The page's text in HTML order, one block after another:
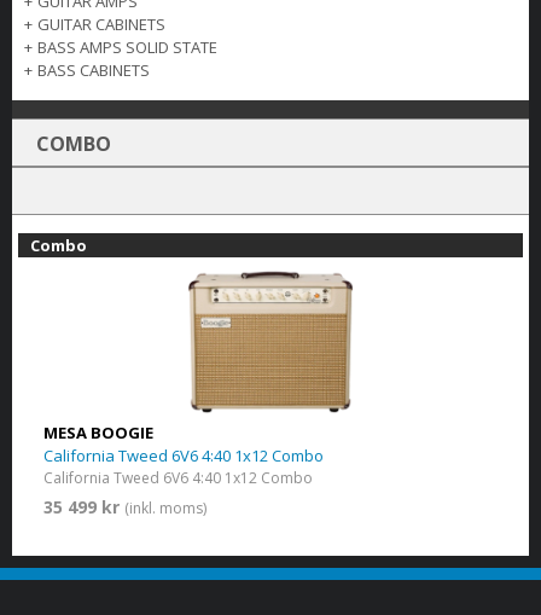
KONTAKT
+ GUITAR CABINETS
+ BASS AMPS SOLID STATE
+ BASS CABINETS
COMBO
Combo
MESA BOOGIE
California Tweed 6V6 4:40 1x12 Combo
California Tweed 6V6 4:40 1x12 Combo
35 499 kr (inkl. moms)